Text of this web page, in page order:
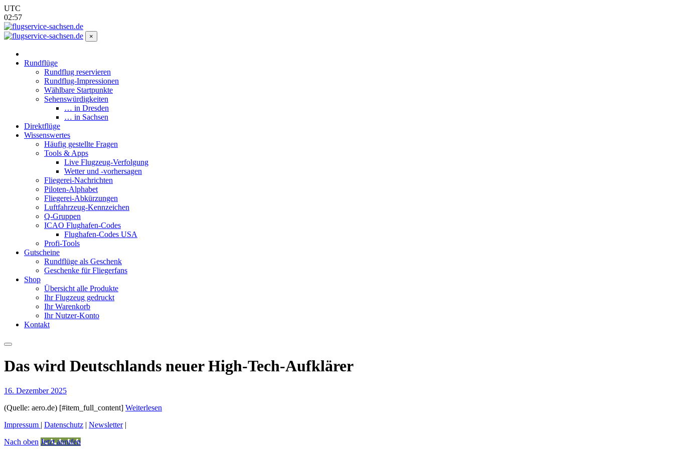
UTC
02:57
×
Rundflüge
Rundflug reservieren
Rundflug-Impressionen
Wählbare Startpunkte
Sehenswürdigkeiten
… in Dresden
… in Sachsen
Direktflüge
Wissenswertes
Häufig gestellte Fragen
Tools & Apps
Live Flugzeug-Verfolgung
Wetter und -vorhersagen
Fliegerei-Nachrichten
Piloten-Alphabet
Fliegerei-Abkürzungen
Luftfahrzeug-Kennzeichen
Q-Gruppen
ICAO Flughafen-Codes
Flughafen-Codes USA
Profi-Tools
Gutscheine
Rundflüge als Geschenk
Geschenke für Fliegerfans
Shop
Übersicht alle Produkte
Ihr Flugzeug gedruckt
Ihr Warenkorb
Ihr Nutzer-Konto
Kontakt
Das wird Deutschlands neuer High-Tech-Aufklärer
16. Dezember 2025
(Quelle: aero.de) [#item_full_content] Weiterlesen
Impressum | Datenschutz | Newsletter|
Nach oben Jetzt anrufen